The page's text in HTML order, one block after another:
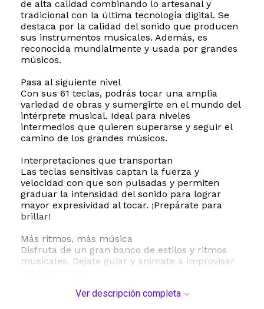
de alta calidad combinando lo artesanal y
tradicional con la última tecnología digital. Se
destaca por la calidad del sonido que producen
sus instrumentos musicales. Además, es
reconocida mundialmente y usada por grandes
músicos.
Pasa al siguiente nivel
Con sus 61 teclas, podrás tocar una amplia
variedad de obras y sumergirte en el mundo del
intérprete musical. Ideal para niveles
intermedios que quieren superarse y seguir el
camino de los grandes músicos.
Interpretaciones que transportan
Las teclas sensitivas captan la fuerza y
velocidad con que son pulsadas y permiten
graduar la intensidad del sonido para lograr
mayor expresividad al tocar. ¡Prepárate para
brillar!
Más ritmos, más música
Disfruta de un gran banco de estilos y ritmos
musicales. Dejate guiar y animate a improvisar
Múltiples sonoridadesVer descripción completa